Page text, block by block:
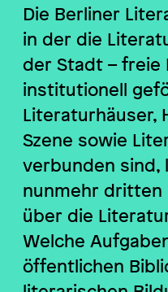
Die Berliner
in der die
der Stadt – freie
institutionell
Literaturhäuser,
Szene sowie
verbunden sind,
nunmehr dritten
über die
Welche
öffentlichen